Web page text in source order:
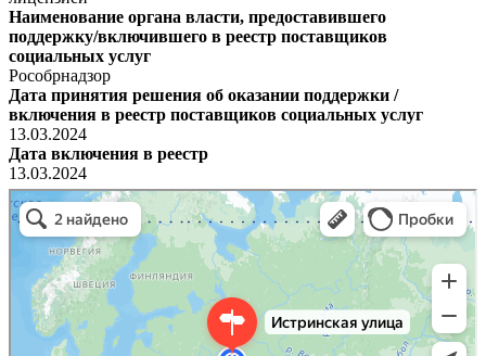
Наименование органа власти, предоставившего
поддержку/включившего в реестр поставщиков
социальных услуг
Рособрнадзор
Дата принятия решения об оказании поддержки /
включения в реестр поставщиков социальных услуг
13.03.2024
Дата включения в реестр
13.03.2024